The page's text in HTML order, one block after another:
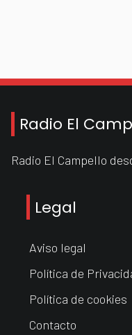
Radio El
Radio El Campello
Legal
Aviso legal
Política de
Política de cookies
Contacto